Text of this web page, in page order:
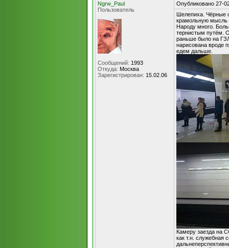
Ngrw_Paul
Пользователь
Сообщений: 1993
Откуда: Москва
Зарегистрирован: 15.02.06
Опубликовано 27-
Шелепиха. Чёрные
крамольную мысль
Народу много.
тернистым путём.
раньше было на
нарисована вроде
едем дальше.
Камеру заезда на
как т.н. служебная